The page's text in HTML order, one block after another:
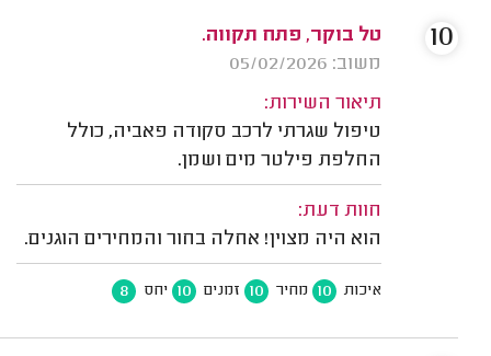
טל בוקר, פתח תקווה.
משוב: 05/02/2026
תיאור השירות:
טיפול שגרתי לרכב סקודה פאביה, כולל
החלפת פילטר מים ושמן.
חוות דעת:
הוא היה מצוין! אחלה בחור והמחירים הוגנים.
איכות 10 מחיר 10 זמנים 10 יחס 8
10